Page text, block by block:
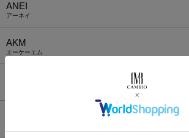
ANEI
アーネイ
AKM
エーケーエム